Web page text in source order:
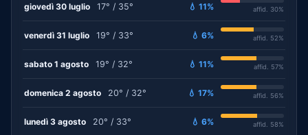
giovedì 30 luglio 17° / 35° 💧 11% affid. 30%
venerdì 31 luglio 19° / 33° 💧 6% affid. 52%
sabato 1 agosto 19° / 32° 💧 11% affid. 57%
domenica 2 agosto 20° / 32° 💧 17% affid. 56%
lunedì 3 agosto 20° / 33° 💧 6% affid. 58%